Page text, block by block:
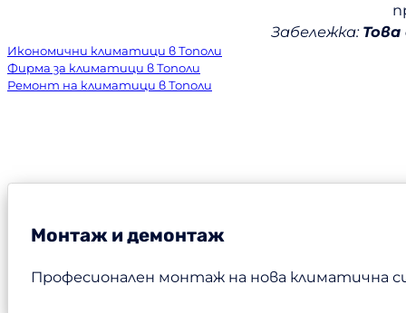
Забележка:
Икономични климатици в Тополи
Фирма за климатици в Тополи
Ремонт на климатици в Тополи
Монтаж и демонтаж
Професионален монтаж на нова климатична